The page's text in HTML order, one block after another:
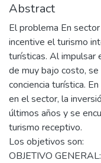
Abstract
El problema En
incentive el turismo
turísticas. Al impulsar
de muy bajo costo,
conciencia turística.
en el sector, la
últimos años y se
turismo receptivo.
Los objetivos son:
OBJETIVO GENERAL: